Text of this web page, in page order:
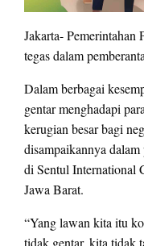
Jakarta- Pemerintahan
tegas dalam
Dalam berbagai
gentar menghadapi
kerugian besar bagi
disampaikannya
di Sentul International
Jawa Barat.
“Yang lawan kita itu
tidak gentar, kita tidak